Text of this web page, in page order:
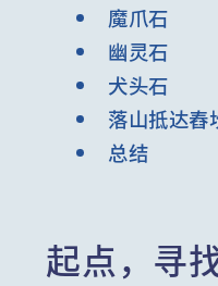
魔爪石
幽灵石
犬头石
落山抵达舂
总结
起点，寻